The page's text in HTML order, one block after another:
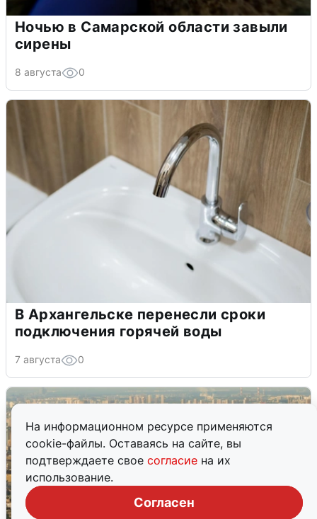
На информационном ресурсе применяются
cookie-файлы. Оставаясь на сайте, вы
подтверждаете свое согласие на их
использование.
Согласен
Ночью в Самарской области завыли
сирены
8 августа 0
В Архангельске перенесли сроки
подключения горячей воды
7 августа 0